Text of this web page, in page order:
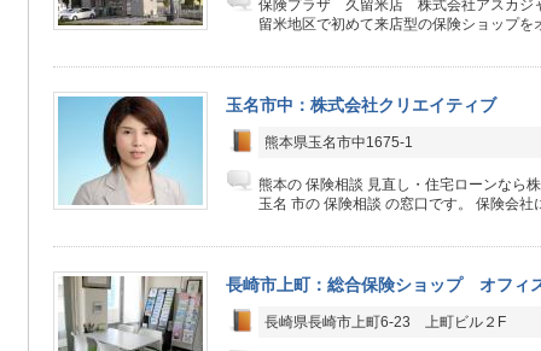
保険プラザ 久留米店 株式会社アスカジ
留米地区で初めて来店型の保険ショップを
玉名市中：株式会社クリエイティブ
熊本県玉名市中1675-1
熊本の 保険相談 見直し・住宅ローンなら
玉名 市の 保険相談 の窓口です。 保険会社
長崎市上町：総合保険ショップ オフィ
長崎県長崎市上町6-23 上町ビル２F